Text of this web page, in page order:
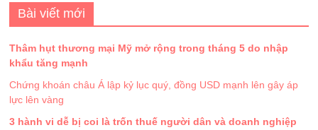
Bài viết mới
Thâm hụt thương mại Mỹ mở rộng trong tháng 5 do nhập
khẩu tăng mạnh
Chứng khoán châu Á lập kỷ lục quý, đồng USD mạnh lên gây áp
lực lên vàng
3 hành vi dễ bị coi là trốn thuế người dân và doanh nghiệp